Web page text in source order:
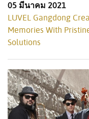
05 มีนาคม 2021
LUVEL Gangdong
Memories With
Solutions